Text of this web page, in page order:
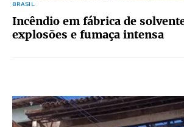
BRASIL
Incêndio em fábrica de
explosões e fumaça intensa